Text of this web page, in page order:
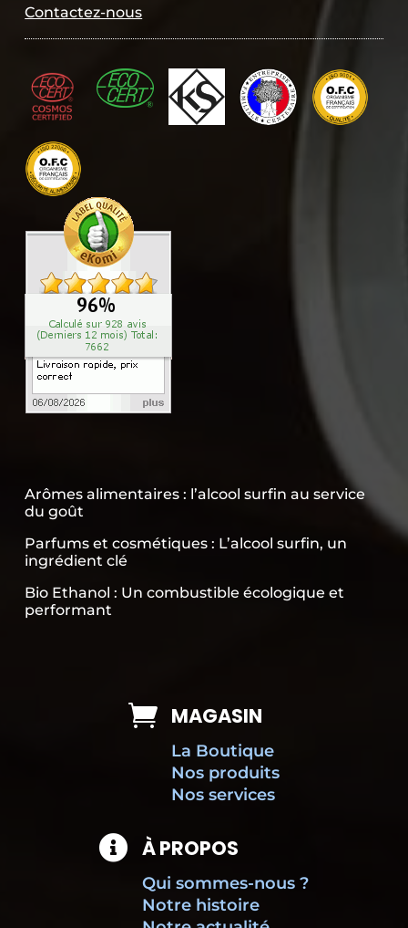
Contactez-nous
Arômes alimentaires : l’alcool surfin au service
du goût
Parfums et cosmétiques : L’alcool surfin, un
ingrédient clé
Bio Ethanol : Un combustible écologique et
performant
 MAGASIN
La Boutique
Nos produits
Nos services
 À PROPOS
Qui sommes-nous ?
Notre histoire